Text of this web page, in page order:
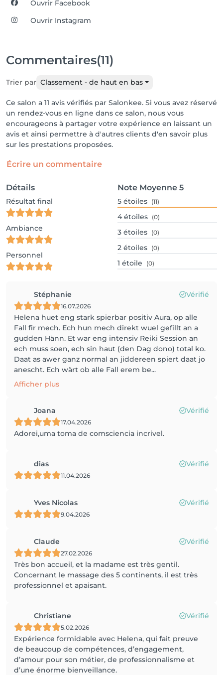
Ouvrir Facebook
Ouvrir Instagram
Commentaires(11)
Trier par Classement - de haut en bas
Ce salon a 11 avis vérifiés par Salonkee. Si vous avez réservé
un rendez-vous en ligne dans ce salon, nous vous
encourageons à partager votre expérience en laissant un
avis et ainsi permettre à d'autres clients d'en savoir plus
sur les prestations proposées.
Écrire un commentaire
Détails
Résultat final
Ambiance
Personnel
Note Moyenne 5
5 étoiles (11)
4 étoiles (0)
3 étoiles (0)
2 étoiles (0)
1 étoile (0)
Stéphanie Vérifié
16.07.2026
Helena huet eng stark spierbar positiv Aura, op alle
Fall fir mech. Ech hun mech direkt wuel gefillt an a
gudden Hänn. Et war eng intensiv Reiki Session an
ech muss soen, ech sin haut (den Dag dono) total ko.
Daat as awer ganz normal an jiddereen spiert daat jo
anescht. Ech wärt ob alle Fall erem be...
Afficher plus
Joana Vérifié
17.04.2026
Adorei,uma toma de comsciencia incrivel.
dias Vérifié
11.04.2026
Yves Nicolas Vérifié
9.04.2026
Claude Vérifié
27.02.2026
Très bon accueil, et la madame est très gentil.
Concernant le massage des 5 continents, il est très
professionnel et apaisant.
Christiane Vérifié
5.02.2026
Expérience formidable avec Helena, qui fait preuve
de beaucoup de compétences, d’engagement,
d’amour pour son métier, de professionnalisme et
d’une énorme bienveillance.